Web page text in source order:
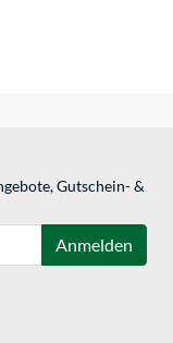
Gutschein- &
Anmelden